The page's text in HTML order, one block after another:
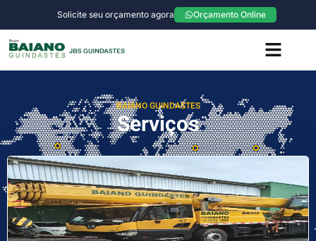
Solicite seu orçamento agora Orçamento Online
BAIANO GUINDASTES
Serviços